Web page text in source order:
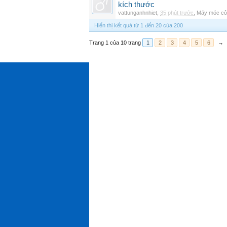
kích thước
vattunganhnhiet 35 phút trước Máy móc
Hiển thị kết quả từ 1 đến 20 của 200
Trang 1 của 10 trang 1 2 3 4 5 6 →